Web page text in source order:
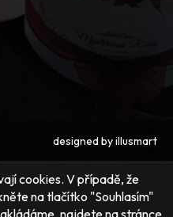
designed byillusmart
cookies. V případě, že
na tlačítko "Souhlasím"
najdete na stránce